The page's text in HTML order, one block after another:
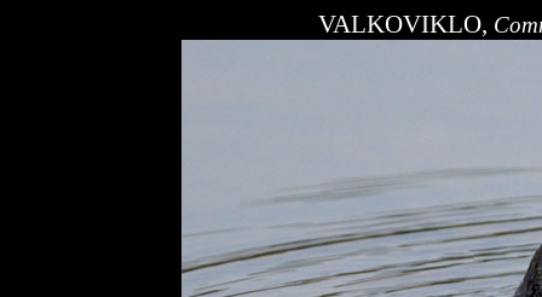
VALKOVIKLO,